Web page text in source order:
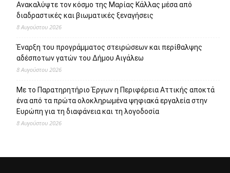
Ανακαλύψτε τον κόσμο της Μαρίας Κάλλας μέσα από
διαδραστικές και βιωματικές ξεναγήσεις
8 Αυγούστου 2026
Έναρξη του προγράμματος στειρώσεων και περίθαλψης
αδέσποτων γατών του Δήμου Αιγάλεω
8 Αυγούστου 2026
Με το Παρατηρητήριο Έργων η Περιφέρεια Αττικής αποκτά
ένα από τα πρώτα ολοκληρωμένα ψηφιακά εργαλεία στην
Ευρώπη για τη διαφάνεια και τη λογοδοσία
8 Αυγούστου 2026